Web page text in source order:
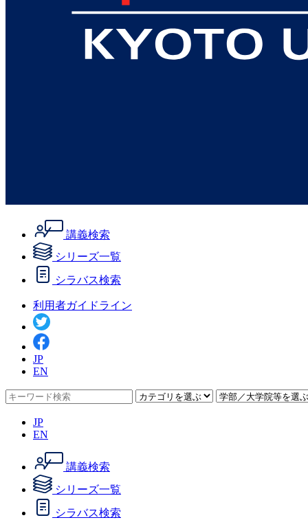
講義検索
シリーズ一覧
シラバス検索
利用者ガイドライン
JP
EN
JP
EN
講義検索
シリーズ一覧
シラバス検索